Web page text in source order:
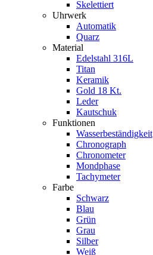
Skelettiert
Uhrwerk
Automatik
Quarz
Material
Edelstahl 316L
Titan
Keramik
Gold 18 Kt.
Leder
Kautschuk
Funktionen
Wasserbeständigkeit
Chronograph
Chronometer
Mondphase
Tachymeter
Farbe
Schwarz
Blau
Grün
Grau
Silber
Weiß